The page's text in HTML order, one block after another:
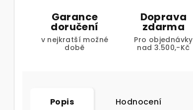
Garance
doručení
v nejkratší možné
době
Doprava
zdarma
Pro objednávky
nad 3.500,-Kč
Popis Hodnocení